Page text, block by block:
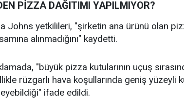
PİZZA DAĞITIMI YAPILMIYOR?
Johns yetkilileri, "şirketin ana ürünü olan
alınmadığını" kaydetti.
"büyük pizza kutularının uçuş
rüzgarlı hava koşullarında geniş yüzeyli
ifade edildi.